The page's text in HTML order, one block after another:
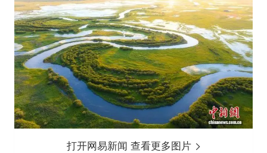
打开网易新闻 查看更多图片